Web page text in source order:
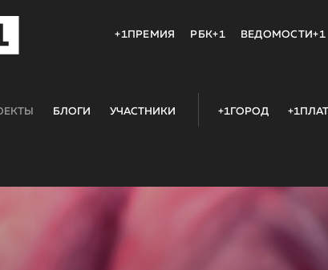
+1ПРЕМИЯ РБК+1 ВЕДОМОСТИ+1
БЛОГИ УЧАСТНИКИ +1ГОРОД